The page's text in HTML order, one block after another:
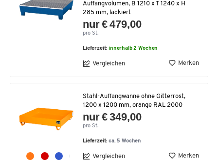
Auffangvolumen, B 1210 x T 1240 x H
285 mm, lackiert
nur € 479,00
pro St.
Lieferzeit:innerhalb 2 Wochen
Vergleichen Merken
Stahl-Auffangwanne ohne Gitterrost,
1200 x 1200 mm, orange RAL 2000
nur € 349,00
pro St.
Lieferzeit:ca. 5 Wochen
Vergleichen Merken